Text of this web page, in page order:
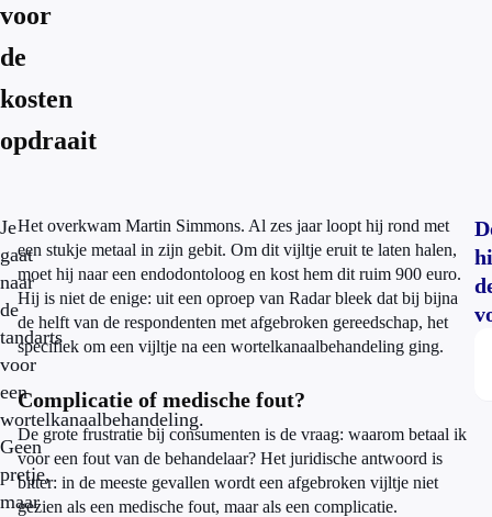
voor
de
kosten
opdraait
Je
gaat
naar
de
tandarts
voor
een
wortelkanaalbehandeling.
Geen
pretje,
maar
Het overkwam Martin Simmons. Al zes jaar loopt hij rond met
een stukje metaal in zijn gebit. Om dit vijltje eruit te laten halen,
moet hij naar een endodontoloog en kost hem dit ruim 900 euro.
Hij is niet de enige: uit een oproep van Radar bleek dat bij bijna
de helft van de respondenten met afgebroken gereedschap, het
specifiek om een vijltje na een wortelkanaalbehandeling ging.
Complicatie of medische fout?
De grote frustratie bij consumenten is de vraag: waarom betaal ik
voor een fout van de behandelaar? Het juridische antwoord is
bitter: in de meeste gevallen wordt een afgebroken vijltje niet
gezien als een medische fout, maar als een complicatie.